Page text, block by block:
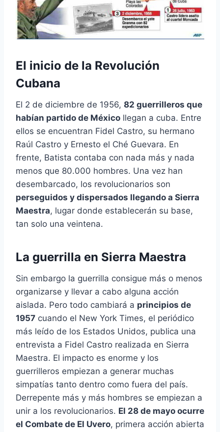
El inicio de la Revolución
Cubana
El 2 de diciembre de 1956, 82 guerrilleros que
habían partido de México llegan a cuba. Entre
ellos se encuentran Fidel Castro, su hermano
Raúl Castro y Ernesto el Ché Guevara. En
frente, Batista contaba con nada más y nada
menos que 80.000 hombres. Una vez han
desembarcado, los revolucionarios son
perseguidos y dispersados llegando a Sierra
Maestra, lugar donde establecerán su base,
tan solo una veintena.
La guerrilla en Sierra Maestra
Sin embargo la guerrilla consigue más o menos
organizarse y llevar a cabo alguna acción
aislada. Pero todo cambiará a principios de
1957 cuando el New York Times, el periódico
más leído de los Estados Unidos, publica una
entrevista a Fidel Castro realizada en Sierra
Maestra. El impacto es enorme y los
guerrilleros empiezan a generar muchas
simpatías tanto dentro como fuera del país.
Derrepente más y más hombres se empiezan a
unir a los revolucionarios. El 28 de mayo ocurre
el Combate de El Uvero, primera acción abierta